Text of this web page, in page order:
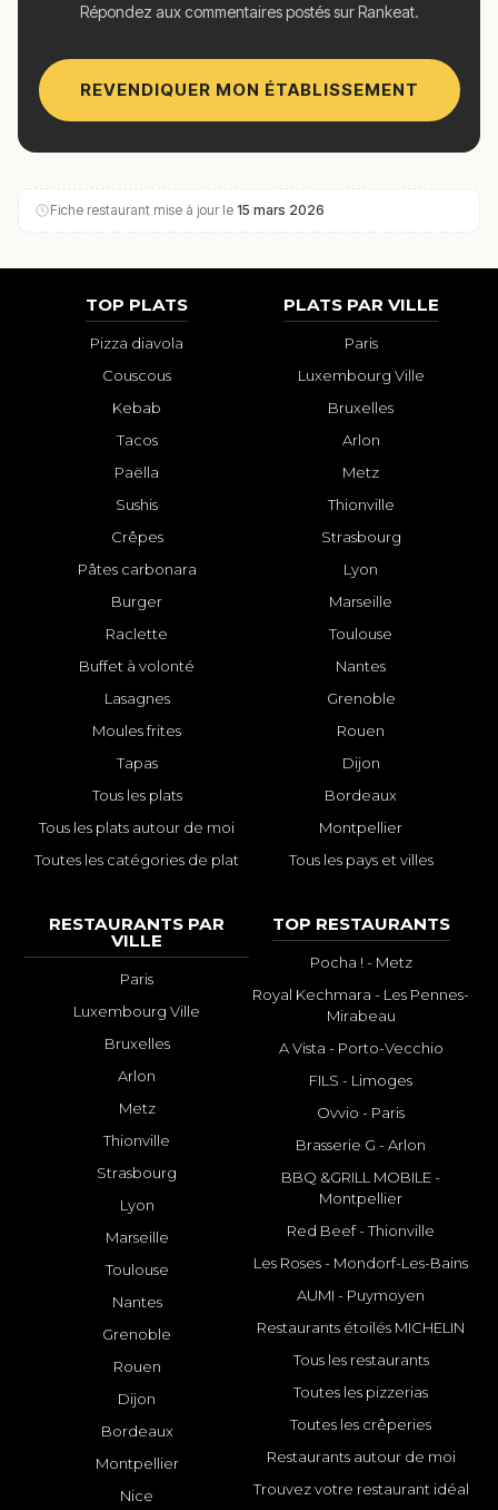
Répondez aux commentaires postés sur Rankeat.
REVENDIQUER MON ÉTABLISSEMENT
Fiche restaurant mise à jour le 15 mars 2026
TOP PLATS
Pizza diavola
Couscous
Kebab
Tacos
Paëlla
Sushis
Crêpes
Pâtes carbonara
Burger
Raclette
Buffet à volonté
Lasagnes
Moules frites
Tapas
Tous les plats
Tous les plats autour de moi
Toutes les catégories de plat
PLATS PAR VILLE
Paris
Luxembourg Ville
Bruxelles
Arlon
Metz
Thionville
Strasbourg
Lyon
Marseille
Toulouse
Nantes
Grenoble
Rouen
Dijon
Bordeaux
Montpellier
Tous les pays et villes
RESTAURANTS PAR
VILLE
Paris
Luxembourg Ville
Bruxelles
Arlon
Metz
Thionville
Strasbourg
Lyon
Marseille
Toulouse
Nantes
Grenoble
Rouen
Dijon
Bordeaux
Montpellier
Nice
TOP RESTAURANTS
Pocha ! - Metz
Royal Kechmara - Les Pennes-
Mirabeau
A Vista - Porto-Vecchio
FILS - Limoges
Ovvio - Paris
Brasserie G - Arlon
BBQ &GRILL MOBILE -
Montpellier
Red Beef - Thionville
Les Roses - Mondorf-Les-Bains
AUMI - Puymoyen
Restaurants étoilés MICHELIN
Tous les restaurants
Toutes les pizzerias
Toutes les crêperies
Restaurants autour de moi
Trouvez votre restaurant idéal